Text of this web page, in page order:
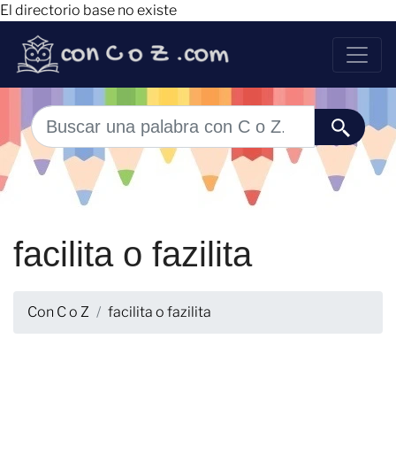
El directorio base no existe
facilita o fazilita
Con C o Z facilita o fazilita